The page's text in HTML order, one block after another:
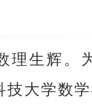
理生辉。
技大学数